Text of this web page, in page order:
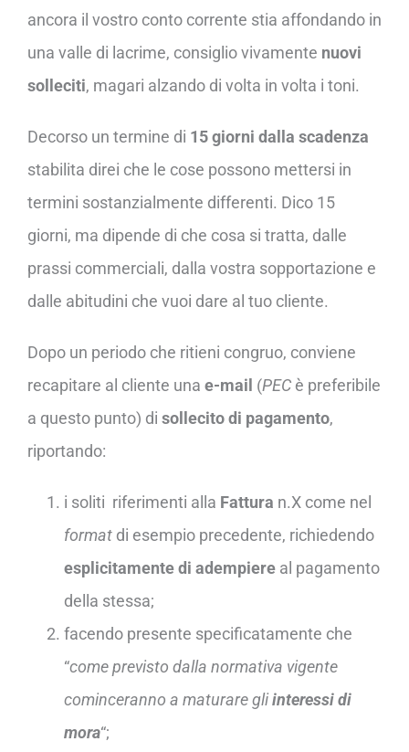
ancora il vostro conto corrente stia affondando in
una valle di lacrime, consiglio vivamente nuovi
solleciti, magari alzando di volta in volta i toni.
Decorso un termine di 15 giorni dalla scadenza
stabilita direi che le cose possono mettersi in
termini sostanzialmente differenti. Dico 15
giorni, ma dipende di che cosa si tratta, dalle
prassi commerciali, dalla vostra sopportazione e
dalle abitudini che vuoi dare al tuo cliente.
Dopo un periodo che ritieni congruo, conviene
recapitare al cliente una e-mail (PEC è preferibile
a questo punto) di sollecito di pagamento,
riportando:
i soliti riferimenti alla Fattura n.X come nel
format di esempio precedente, richiedendo
esplicitamente di adempiere al pagamento
della stessa;
facendo presente specificatamente che
“come previsto dalla normativa vigente
cominceranno a maturare gliinteressi di
mora“;